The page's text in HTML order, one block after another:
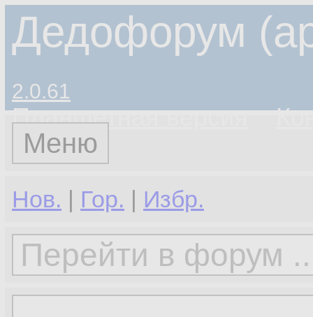
Дедофорум
2.0.61
Планшетная версия
Меню
Нов. | Гор. | Избр.